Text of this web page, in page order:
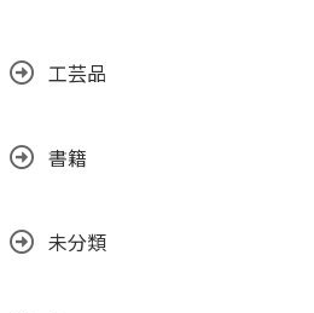
工芸品
書籍
未分類